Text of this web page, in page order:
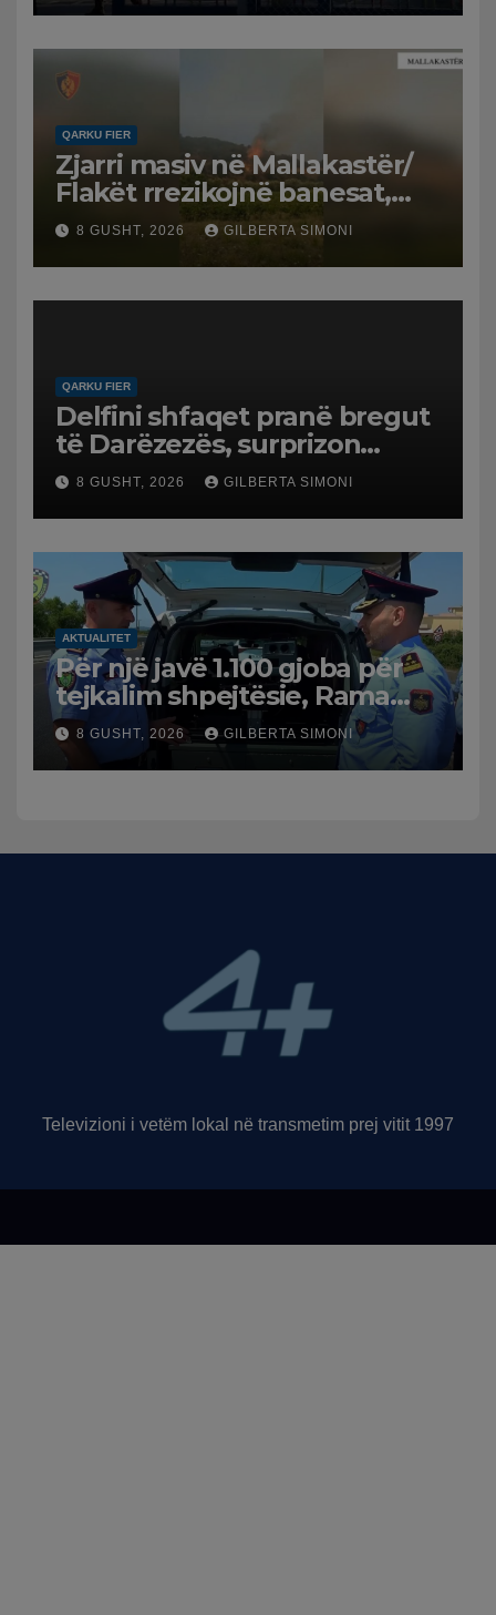
QARKU FIER
Zjarri masiv në Mallakastër/
Flakët rrezikojnë banesat,
Policia evakuon disa familje
në Koilac
8 GUSHT, 2026 GILBERTA SIMONI
QARKU FIER
Delfini shfaqet pranë bregut
të Darëzezës, surprizon
pushuesit dhe banorët
8 GUSHT, 2026 GILBERTA SIMONI
AKTUALITET
Për një javë 1.100 gjoba për
tejkalim shpejtësie, Rama
publikon videon: Kamerat e
trafikut së shpejti në
funksion
8 GUSHT, 2026 GILBERTA SIMONI
Televizioni i vetëm lokal në transmetim prej vitit 1997